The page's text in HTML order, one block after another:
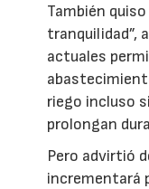
También
tranquilidad”,
actuales
riego incluso
prolongan
Pero advirtió
incrementará